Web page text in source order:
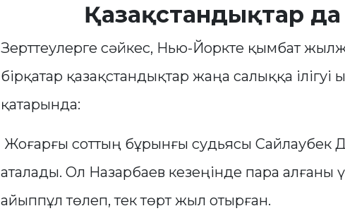
Қазақстандықтар да
Зерттеулерге сәйкес, Нью-Йоркте қымбат
бірқатар қазақстандықтар жаңа салыққа
қатарында:
Жоғарғы соттың бұрынғы судьясы Сайлаубек
аталады. Ол Назарбаев кезеңінде пара алғаны
айыппұл төлеп, тек төрт жыл отырған.